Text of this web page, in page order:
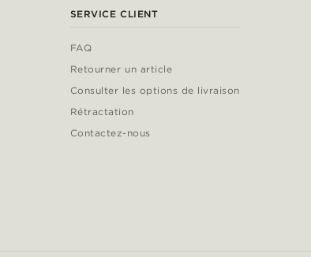
SERVICE CLIENT
FAQ
Retourner un article
Consulter les options de livraison
Rétractation
Contactez-nous